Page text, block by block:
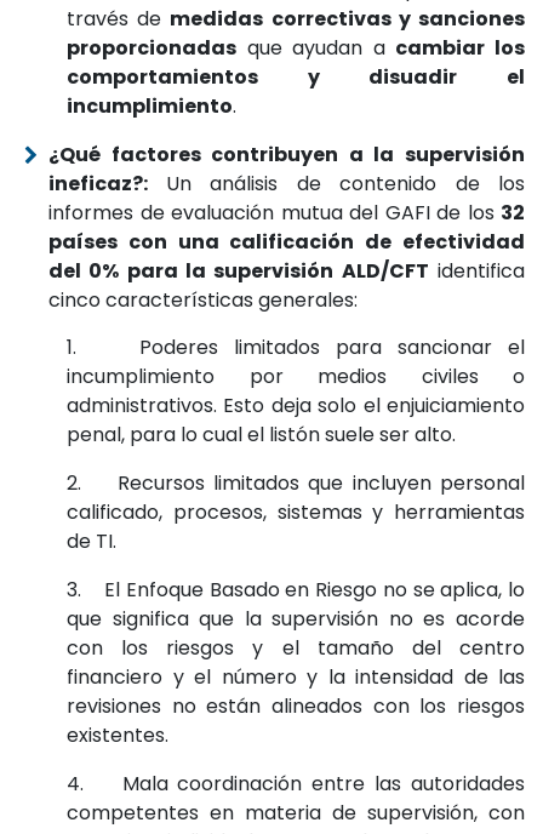
través de medidas correctivas y sanciones
proporcionadas que ayudan a cambiar los
comportamientos y disuadir el
incumplimiento.
¿Qué factores contribuyen a la supervisión
ineficaz?: Un análisis de contenido de los
informes de evaluación mutua del GAFI de los 32
países con una calificación de efectividad
del 0% para la supervisión ALD/CFT identifica
cinco características generales:
1. Poderes limitados para sancionar el
incumplimiento por medios civiles o
administrativos. Esto deja solo el enjuiciamiento
penal, para lo cual el listón suele ser alto.
2. Recursos limitados que incluyen personal
calificado, procesos, sistemas y herramientas
de TI.
3. El Enfoque Basado en Riesgo no se aplica, lo
que significa que la supervisión no es acorde
con los riesgos y el tamaño del centro
financiero y el número y la intensidad de las
revisiones no están alineados con los riesgos
existentes.
4. Mala coordinación entre las autoridades
competentes en materia de supervisión, con